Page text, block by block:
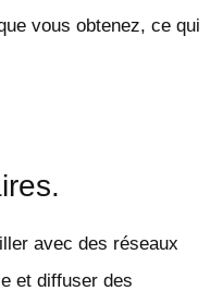
vous obtenez, ce qui
avec des réseaux
et diffuser des